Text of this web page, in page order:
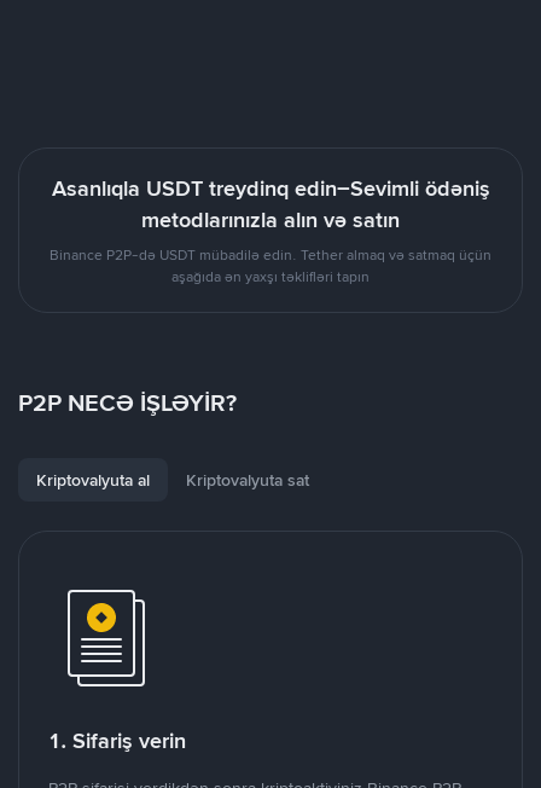
Asanlıqla USDT treydinq edin–Sevimli ödəniş
metodlarınızla alın və satın
Binance P2P-də USDT mübadilə edin. Tether almaq və satmaq üçün
aşağıda ən yaxşı təklifləri tapın
P2P NECƏ İŞLƏYİR?
Kriptovalyuta al Kriptovalyuta sat
1. Sifariş verin